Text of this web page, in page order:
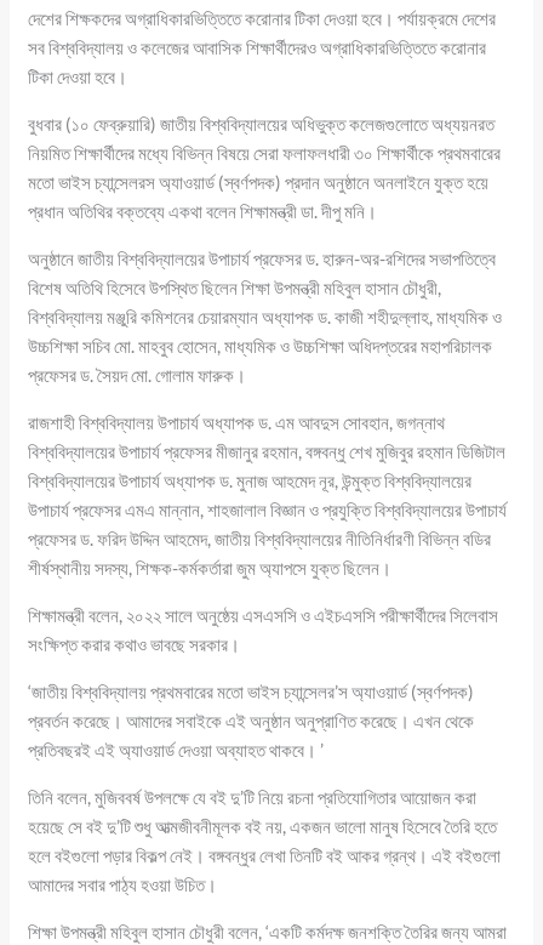
দেশের শিক্ষকদের অগ্রাধিকারভিত্তিতে করোনার টিকা দেওয়া হবে। পর্যায়ক্রমে দেশের
সব বিশ্ববিদ্যালয় ও কলেজের আবাসিক শিক্ষার্থীদেরও অগ্রাধিকারভিত্তিতে করোনার
টিকা দেওয়া হবে।
বুধবার (১০ ফেব্রুয়ারি) জাতীয় বিশ্ববিদ্যালয়ের অধিভুক্ত কলেজগুলোতে অধ্যয়নরত
নিয়মিত শিক্ষার্থীদের মধ্যে বিভিন্ন বিষয়ে সেরা ফলাফলধারী ৩০ শিক্ষার্থীকে প্রথমবারের
মতো ভাইস চ্যান্সেলরস অ্যাওয়ার্ড (স্বর্ণপদক) প্রদান অনুষ্ঠানে অনলাইনে যুক্ত হয়ে
প্রধান অতিথির বক্তব্যে একথা বলেন শিক্ষামন্ত্রী ডা. দীপু মনি।
অনুষ্ঠানে জাতীয় বিশ্ববিদ্যালয়ের উপাচার্য প্রফেসর ড. হারুন-অর-রশিদের সভাপতিত্বে
বিশেষ অতিথি হিসেবে উপস্থিত ছিলেন শিক্ষা উপমন্ত্রী মহিবুল হাসান চৌধুরী,
বিশ্ববিদ্যালয় মঞ্জুরি কমিশনের চেয়ারম্যান অধ্যাপক ড. কাজী শহীদুল্লাহ, মাধ্যমিক ও
উচ্চশিক্ষা সচিব মো. মাহবুব হোসেন, মাধ্যমিক ও উচ্চশিক্ষা অধিদপ্তরের মহাপরিচালক
প্রফেসর ড. সৈয়দ মো. গোলাম ফারুক।
রাজশাহী বিশ্ববিদ্যালয় উপাচার্য অধ্যাপক ড. এম আবদুস সোবহান, জগন্নাথ
বিশ্ববিদ্যালয়ের উপাচার্য প্রফেসর মীজানুর রহমান, বঙ্গবন্ধু শেখ মুজিবুর রহমান ডিজিটাল
বিশ্ববিদ্যালয়ের উপাচার্য অধ্যাপক ড. মুনাজ আহমেদ নূর, উন্মুক্ত বিশ্ববিদ্যালয়ের
উপাচার্য প্রফেসর এমএ মান্নান, শাহজালাল বিজ্ঞান ও প্রযুক্তি বিশ্ববিদ্যালয়ের উপাচার্য
প্রফেসর ড. ফরিদ উদ্দিন আহমেদ, জাতীয় বিশ্ববিদ্যালয়ের নীতিনির্ধারণী বিভিন্ন বডির
শীর্ষস্থানীয় সদস্য, শিক্ষক-কর্মকর্তারা জুম অ্যাপসে যুক্ত ছিলেন।
শিক্ষামন্ত্রী বলেন, ২০২২ সালে অনুষ্ঠেয় এসএসসি ও এইচএসসি পরীক্ষার্থীদের সিলেবাস
সংক্ষিপ্ত করার কথাও ভাবছে সরকার।
‘জাতীয় বিশ্ববিদ্যালয় প্রথমবারের মতো ভাইস চ্যান্সেলর’স অ্যাওয়ার্ড (স্বর্ণপদক)
প্রবর্তন করেছে। আমাদের সবাইকে এই অনুষ্ঠান অনুপ্রাণিত করেছে। এখন থেকে
প্রতিবছরই এই অ্যাওয়ার্ড দেওয়া অব্যাহত থাকবে। ’
তিনি বলেন, মুজিববর্ষ উপলক্ষে যে বই দু’টি নিয়ে রচনা প্রতিযোগিতার আয়োজন করা
হয়েছে সে বই দু’টি শুধু আত্মজীবনীমূলক বই নয়, একজন ভালো মানুষ হিসেবে তৈরি হতে
হলে বইগুলো পড়ার বিকল্প নেই। বঙ্গবন্ধুর লেখা তিনটি বই আকর গ্রন্থ। এই বইগুলো
আমাদের সবার পাঠ্য হওয়া উচিত।
শিক্ষা উপমন্ত্রী মহিবুল হাসান চৌধুরী বলেন, ‘একটি কর্মদক্ষ জনশক্তি তৈরির জন্য আমরা